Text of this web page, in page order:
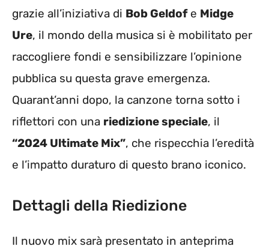
grazie all’iniziativa di Bob Geldofe Midge
Ure, il mondo della musica si è mobilitato per
raccogliere fondi e sensibilizzare l’opinione
pubblica su questa grave emergenza.
Quarant’anni dopo, la canzone torna sotto i
riflettori con una riedizione speciale, il
“2024 Ultimate Mix”, che rispecchia l’eredità
e l’impatto duraturo di questo brano iconico.
Dettagli della Riedizione
Il nuovo mix sarà presentato in anteprima